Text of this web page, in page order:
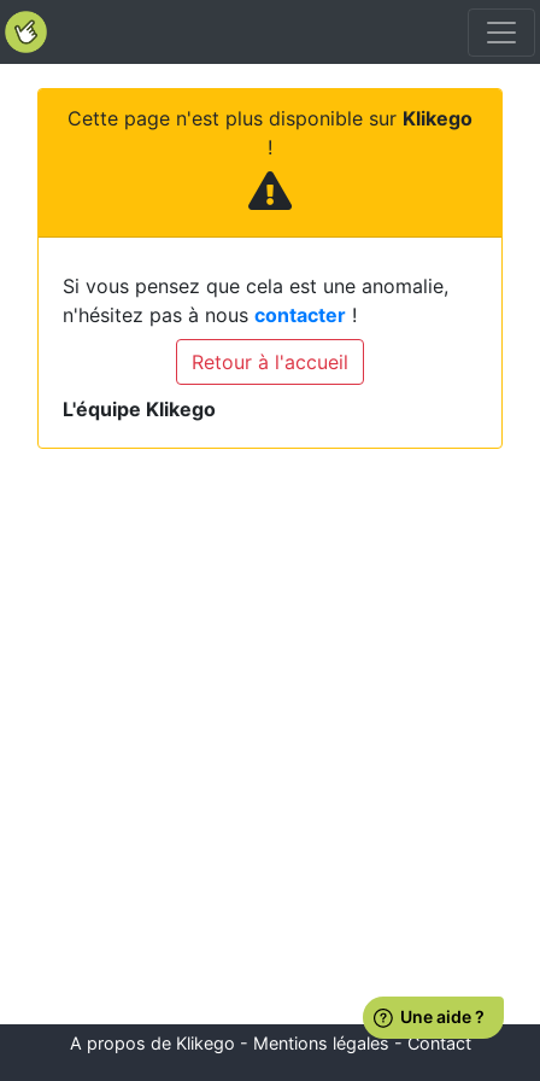
Cette page n'est plus disponible sur Klikego
!
Si vous pensez que cela est une anomalie,
n'hésitez pas à nous contacter !
Retour à l'accueil
L'équipe Klikego
A propos de Klikego - Mentions légales-Contact